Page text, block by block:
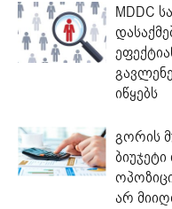
MDDC
იწყებს
გორის
არ